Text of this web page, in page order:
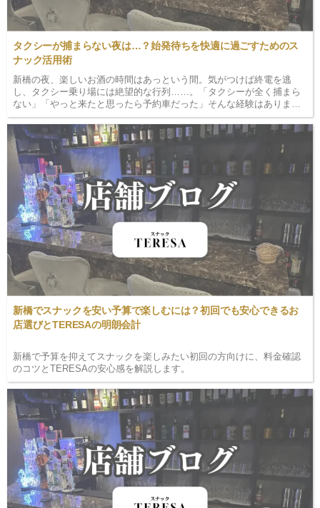
タクシーが捕まらない夜は…？始発待ちを快適に過ごすためのス
ナック活用術
新橋の夜、楽しいお酒の時間はあっという間。気がつけば終電を逃
し、タクシー乗り場には絶望的な行列……。「タクシーが全く捕まら
ない」「やっと来たと思ったら予約車だった」そんな経験はありませ
んか？ 特に金曜日の深夜や雨の日の新橋は、まさに「タクシー難民」
の激戦区。路上で何時間も立ち尽くすのは体力的にも精神…
新橋でスナックを安い予算で楽しむには？初回でも安心できるお
店選びとTERESAの明朗会計
新橋で予算を抑えてスナックを楽しみたい初回の方向けに、料金確認
のコツとTERESAの安心感を解説します。